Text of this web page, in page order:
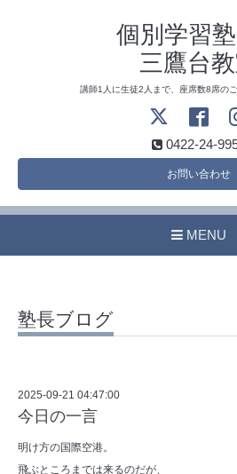
個別学習
三鷹台
講師1人に生徒2人まで、座席数8席の
0422-24-
お問い合わせ
MENU
塾長ブログ
2025-09-21 04:47:00
今日の一言
明け方の国際空港。
飛ぶところまでは来るのだが、